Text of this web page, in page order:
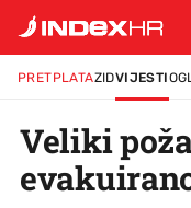
PRETPLATAZIDVIJESTI
Veliki